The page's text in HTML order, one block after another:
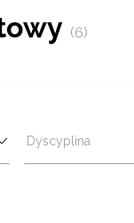
(6)
Dyscyplina